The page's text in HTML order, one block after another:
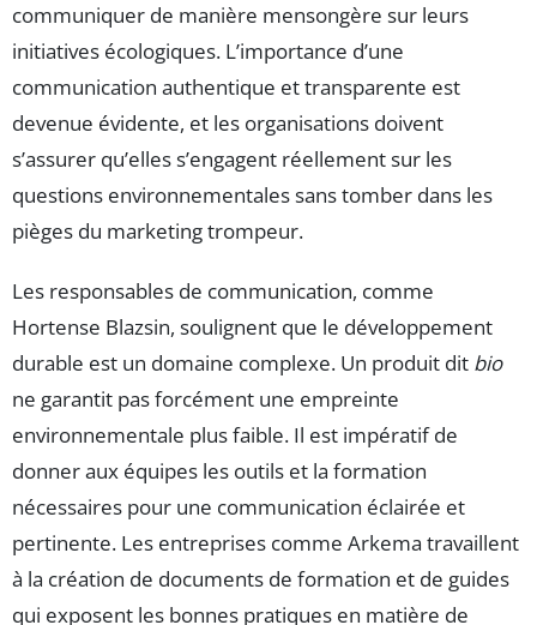
communiquer de manière mensongère sur leurs
initiatives écologiques. L’importance d’une
communication authentique et transparente est
devenue évidente, et les organisations doivent
s’assurer qu’elles s’engagent réellement sur les
questions environnementales sans tomber dans les
pièges du marketing trompeur.
Les responsables de communication, comme
Hortense Blazsin, soulignent que le développement
durable est un domaine complexe. Un produit dit bio
ne garantit pas forcément une empreinte
environnementale plus faible. Il est impératif de
donner aux équipes les outils et la formation
nécessaires pour une communication éclairée et
pertinente. Les entreprises comme Arkema travaillent
à la création de documents de formation et de guides
qui exposent les bonnes pratiques en matière de